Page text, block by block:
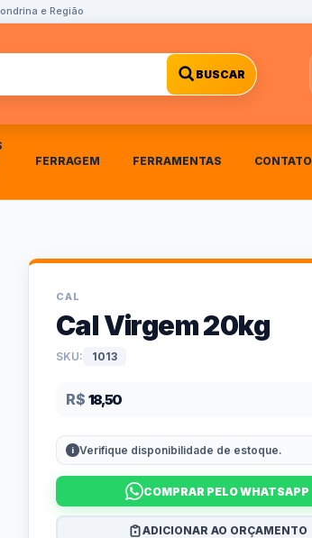
e Região
BUSCAR
FERRAGEM FERRAMENTAS CONTATO
CAL
Cal Virgem 20kg
SKU: 1013
R$ 18,50
Verifique disponibilidade de estoque.
COMPRAR PELO WHATSAPP
ADICIONAR AO ORÇAMENTO